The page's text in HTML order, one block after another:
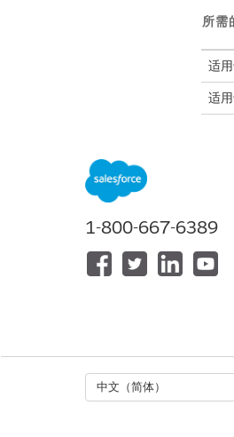
所需
适
适
1-800-667-6389
中文（简体）